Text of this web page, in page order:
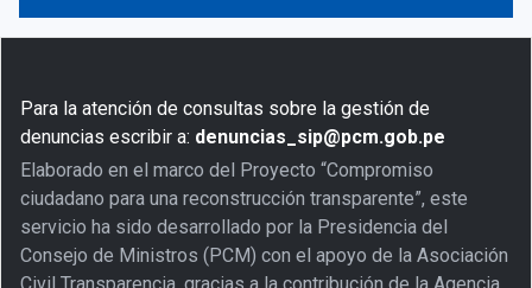
Para la atención de consultas sobre la gestión de
denuncias escribir a: denuncias_sip@pcm.gob.pe
Elaborado en el marco del Proyecto “Compromiso
ciudadano para una reconstrucción transparente”, este
servicio ha sido desarrollado por la Presidencia del
Consejo de Ministros (PCM) con el apoyo de la Asociación